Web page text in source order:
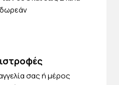
δωρεάν
σας ή μέρος